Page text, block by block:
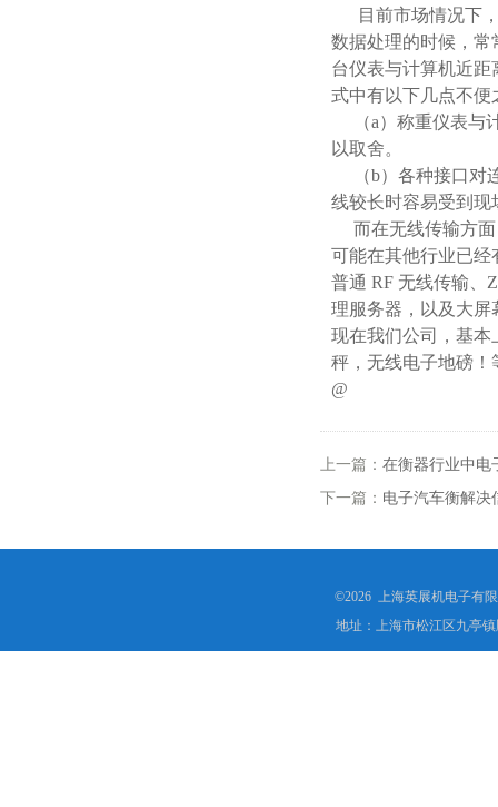
目前市场情况下，
数据处理的时候，常
台仪表与计算机近距
式中有以下几点不便
（a）称重仪表与
以取舍。
（b）各种接口对
线较长时容易受到现
而在无线传输方面
可能在其他行业已经
普通 RF 无线传输、
理服务器，以及大屏
现在我们公司，基本
秤，无线电子地磅！
@
上一篇： 在衡器行业中电
下一篇： 电子汽车衡解决
©2026 上海英展机电子有
地址：上海市松江区九亭镇